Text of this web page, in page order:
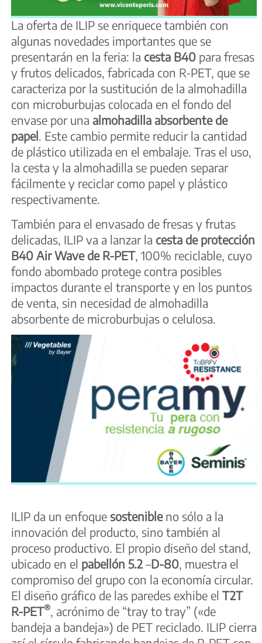
La oferta de ILIP se enriquece también con
algunas novedades importantes que se
presentarán en la feria: la cesta B40 para fresas
y frutos delicados, fabricada con R-PET, que se
caracteriza por la sustitución de la almohadilla
con microburbujas colocada en el fondo del
envase por una almohadilla absorbente de
papel . Este cambio permite reducir la cantidad
de plástico utilizada en el embalaje. Tras el uso,
la cesta y la almohadilla se pueden separar
fácilmente y reciclar como papel y plástico
respectivamente.
También para el envasado de fresas y frutas
delicadas, ILIP va a lanzar la cesta de protección
B40 Air Wave de R-PET, 100% reciclable, cuyo
fondo abombado protege contra posibles
impactos durante el transporte y en los puntos
de venta, sin necesidad de almohadilla
absorbente de microburbujas o celulosa.
ILIP da un enfoque sostenibleno sólo a la
innovación del producto, sino también al
proceso productivo. El propio diseño del stand,
ubicado en el pabellón 5.2 –D-80 , muestra el
compromiso del grupo con la economía circular.
El diseño gráfico de las paredes exhibe el T2T
R-PET® , acrónimo de “tray to tray” («de
bandeja a bandeja») de PET reciclado. ILIP cierra